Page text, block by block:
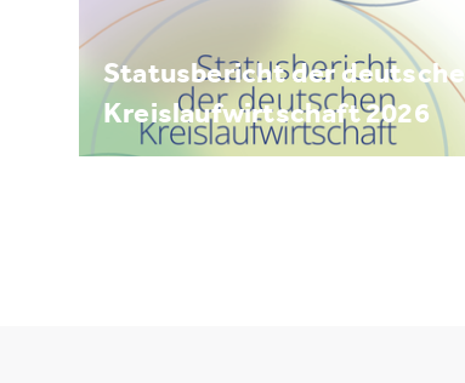
Statusbericht der deutschen
Kreislaufwirtschaft 2026